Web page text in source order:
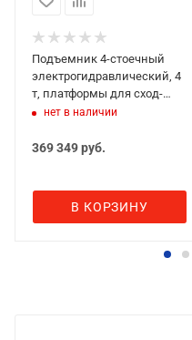
Подъемник 4-стоечный
электрогидравлический, 4
т, платформы для сход-
развала, пневм.траверса,
4W4.3+KRWJN2P
нет в наличии
369 349руб.
В КОРЗИНУ